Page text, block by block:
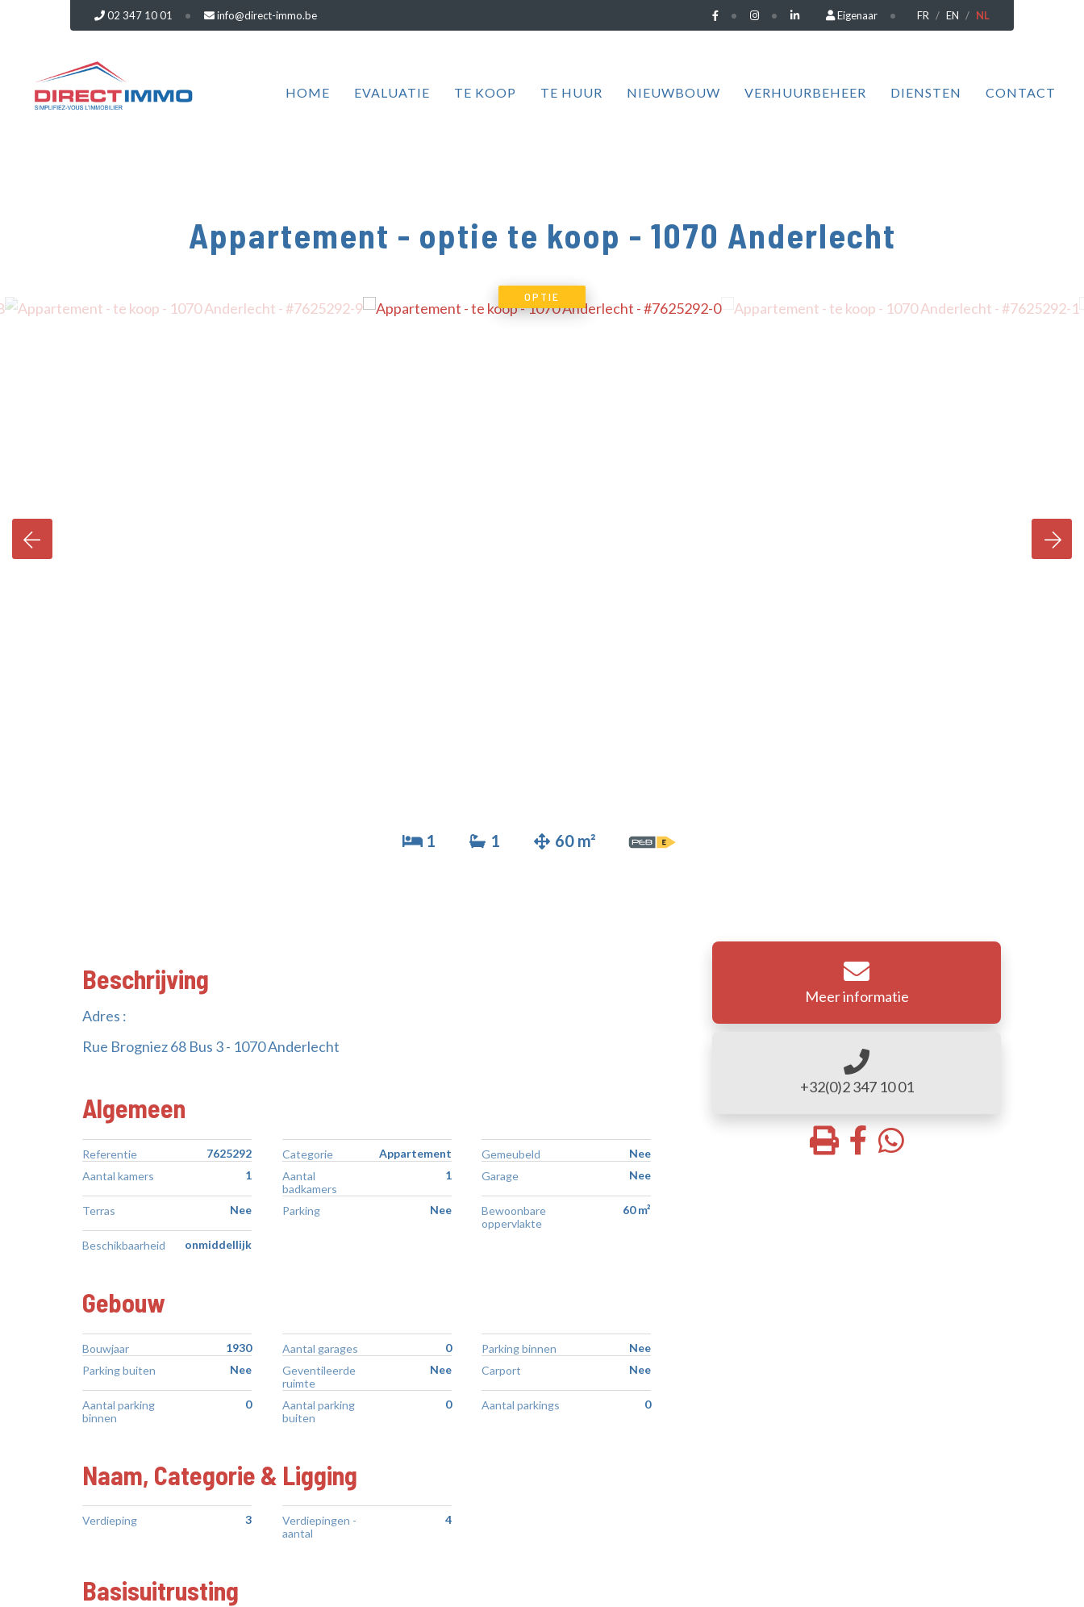
02 347 10 01 info@direct-immo.be Eigenaar FR EN NL
HOME EVALUATIE TE KOOP TE HUUR NIEUWBOUW VERHUURBEHEER DIENSTEN CONTACT
Appartement - optie te koop - 1070 Anderlecht
OPTIE
1 1 60 m²
Beschrijving
Adres :
Rue Brogniez 68 Bus 3 - 1070 Anderlecht
Algemeen
Referentie 7625292 Categorie Appartement Gemeubeld
Nee
Aantal kamers
1
Aantal
badkamers
1 Garage Nee
Terras Nee Parking Nee
Bewoonbare
oppervlakte
60 m²
Beschikbaarheid onmiddellijk
Gebouw
Bouwjaar 1930 Aantal garages 0 Parking binnen
Nee
Parking buiten
Nee
Geventileerde
ruimte
Nee Carport Nee
Aantal parking
binnen
0
Aantal parking
buiten
0 Aantal parkings 0
Naam, Categorie & Ligging
Verdieping 3
Verdiepingen -
aantal
4
Basisuitrusting
Meer informatie
+32(0)2 347 10 01